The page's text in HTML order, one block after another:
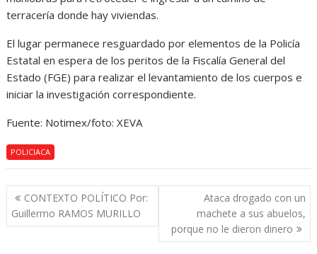
terracería donde hay viviendas.
El lugar permanece resguardado por elementos de la Policía
Estatal en espera de los peritos de la Fiscalía General del
Estado (FGE) para realizar el levantamiento de los cuerpos e
iniciar la investigación correspondiente.
Fuente: Notimex/foto: XEVA
POLICIACA
Navegación
de
entradas
CONTEXTO POLÍTICO Por:
Guillermo RAMOS MURILLO
Ataca drogado con un
machete a sus abuelos,
porque no le dieron dinero